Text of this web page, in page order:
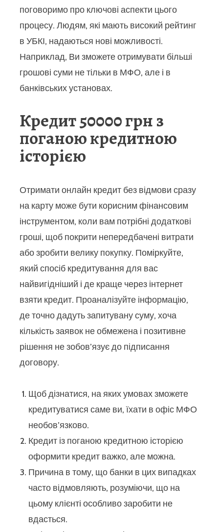
поговоримо про ключові аспекти цього
процесу. Людям, які мають високий рейтинг
в УБКІ, надаються нові можливості.
Наприклад, Ви зможете отримувати більші
грошові суми не тільки в МФО, але і в
банківських установах.
Кредит 50000 грн з
поганою кредитною
історією
Отримати онлайн кредит без відмови сразу
на карту може бути корисним фінансовим
інструментом, коли вам потрібні додаткові
гроші, щоб покрити непередбачені витрати
або зробити велику покупку. Поміркуйте,
який спосіб кредитування для вас
найвигідніший і де краще через інтернет
взяти кредит. Проаналізуйте інформацію,
де точно дадуть запитувану суму, хоча
кількість заявок не обмежена і позитивне
рішення не зобов’язує до підписання
договору.
Щоб дізнатися, на яких умовах зможете
кредитуватися саме ви, їхати в офіс МФО
необов’язково.
Кредит із поганою кредитною історією
оформити кредит важко, але можна.
Причина в тому, що банки в цих випадках
часто відмовляють, розуміючи, що на
цьому клієнті особливо заробити не
вдасться.